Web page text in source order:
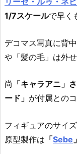
1/7スケールで早く
デコマス写真に背
や「髪の毛」は外
尚 「キャラアニ」
ード」 が付属とのコ
フィギュアのサイズ
原型製作は 「Sebe 」